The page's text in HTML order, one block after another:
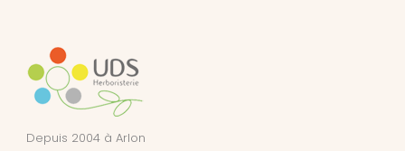
Depuis 2004 à Arlon